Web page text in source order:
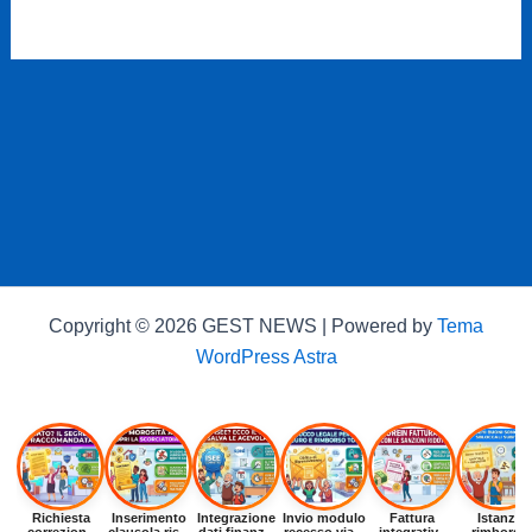
Copyright © 2026 GEST NEWS | Powered by Tema
WordPress Astra
Richiesta
Inserimento
Integrazione Invio modulo
Fattura
Istanza